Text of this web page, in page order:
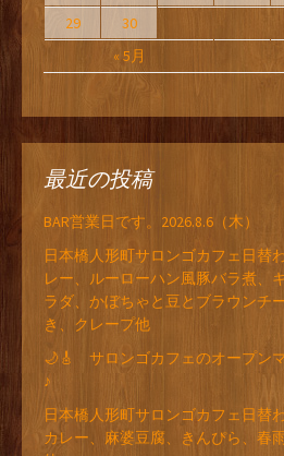
« 5月
29
30
最近の投稿
BAR営業日です。2026.8.6（木）
日本橋人形町サロンゴカフェ日替
レー、ルーローハン風豚バラ煮、
ラダ、かぼちゃと豆とブラウンチ
き、クレープ他
🌙🎸 サロンゴカフェのオープン
♪
日本橋人形町サロンゴカフェ日替
カレー、麻婆豆腐、きんぴら、春